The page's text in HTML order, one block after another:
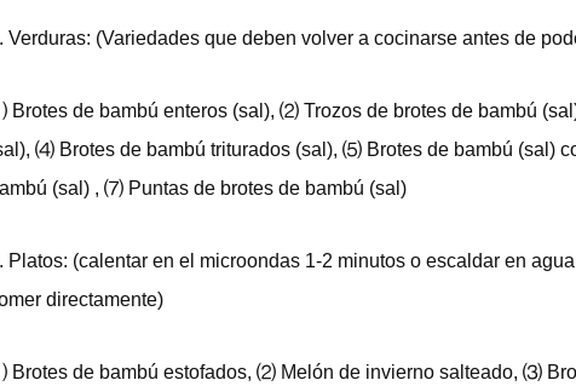
Verduras: (Variedades que deben volver a cocinarse antes de
Brotes de bambú enteros (sal), ⑵ Trozos de brotes de bambú
⑷ Brotes de bambú triturados (sal), ⑸ Brotes de bambú (sal)
(sal) , ⑺ Puntas de brotes de bambú (sal)
Platos: (calentar en el microondas 1-2 minutos o escaldar en
directamente)
Brotes de bambú estofados, ⑵ Melón de invierno salteado, ⑶